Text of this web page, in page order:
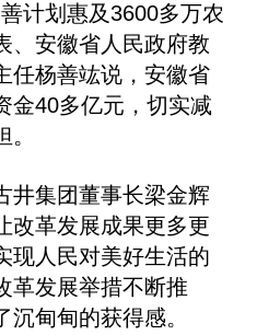
计划惠及3600多万农
、安徽省人民政府教
任杨善竑说，安徽省
金40多亿元，切实减
集团董事长梁金辉
改革发展成果更多更
现人民对美好生活的
革发展举措不断推
甸甸的获得感。